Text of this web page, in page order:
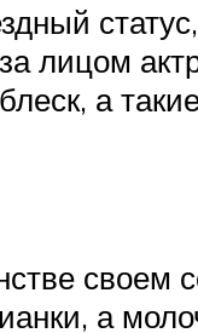
лицом
а
своем
а